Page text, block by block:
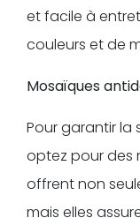
et facile à
couleurs et de
Mosaïques
Pour garantir la
optez pour des
offrent non
mais elles